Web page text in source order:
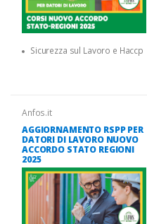
Sicurezza sul Lavoro e Haccp
Anfos.it
AGGIORNAMENTO RSPP PER
DATORI DI LAVORO NUOVO
ACCORDO STATO REGIONI
2025